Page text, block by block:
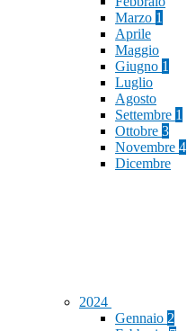
Marzo 1
Aprile
Maggio
Giugno 1
Luglio
Agosto
Settembre 1
Ottobre 3
Novembre 4
Dicembre
2024
Gennaio 2